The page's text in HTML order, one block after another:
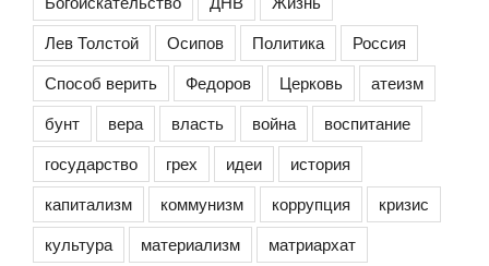
Лев Толстой
Осипов Политика
Россия
Способ верить
Федоров Церковь
атеизм
бунт
вера власть война
воспитание
государство
грех идеи
история
капитализм
коммунизм коррупция
кризис
культура
материализм матриархат